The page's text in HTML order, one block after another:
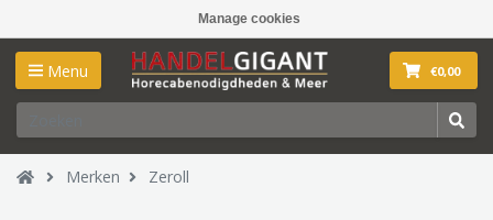
Manage cookies
Menu €0,00
Merken Zeroll